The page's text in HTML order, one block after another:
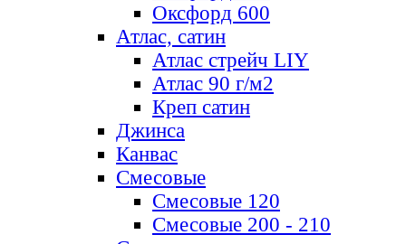
Оксфорд 600
Атлас, сатин
Атлас стрейч LIY
Атлас 90 г/м2
Креп сатин
Джинса
Канвас
Смесовые
Смесовые 120
Смесовые 200 - 210